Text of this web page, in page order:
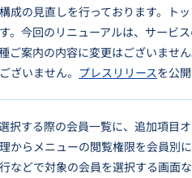
成の見直しを行っております。ト
。今回のリニューアルは、サービ
ご案内の内容に変更はございませ
ざいません。 プレスリリースを公
択する際の会員一覧に、追加項目
からメニューの閲覧権限を会員別
などで対象の会員を選択する画面